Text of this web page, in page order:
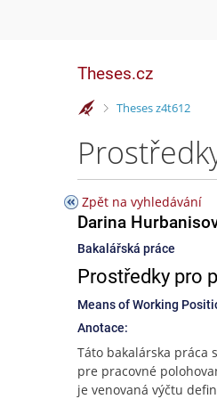
Theses.cz
>
Theses z4t612
Zpět na vyhledávání
Darina
Bakalářská práce
Prostředky pro
Means of Working
Anotace:
Táto bakalárska práca
pre pracovné
je venovaná výčtu